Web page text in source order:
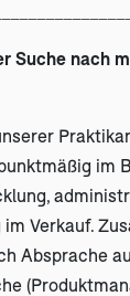
Suche nach
im
Verkauf.
Absprache